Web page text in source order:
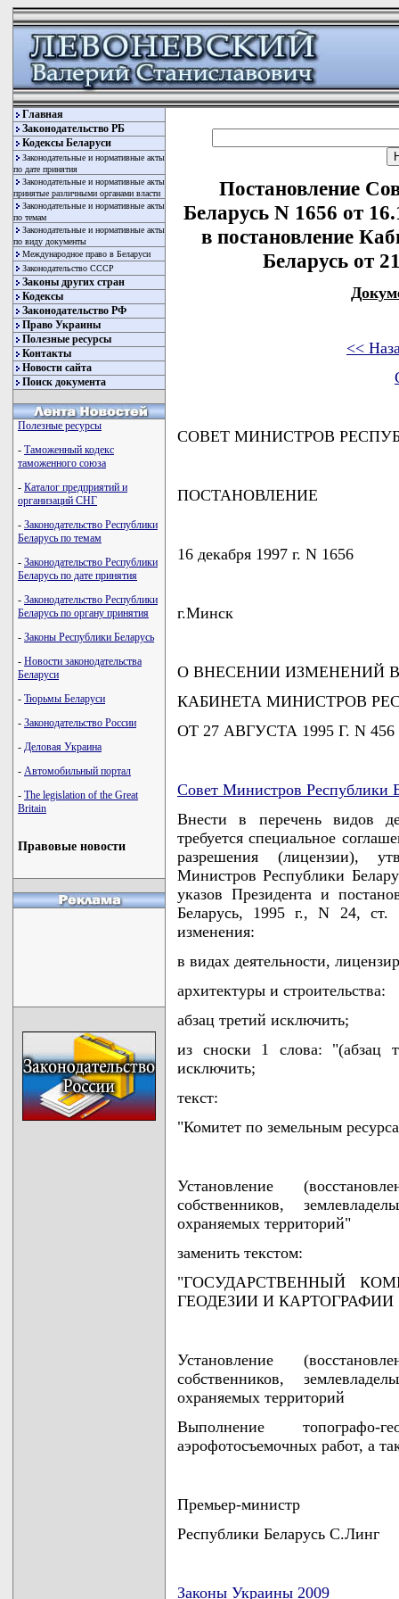
Главная
Законодательство РБ
Кодексы Беларуси
Законодательные и нормативные акты
по дате принятия
Законодательные и нормативные акты
принятые различными органами власти
Законодательные и нормативные акты
по темам
Законодательные и нормативные акты
по виду документы
Международное право в Беларуси
Законодательство СССР
Законы других стран
Кодексы
Законодательство РФ
Право Украины
Полезные ресурсы
Контакты
Новости сайта
Поиск документа
Полезные ресурсы
- Таможенный кодекс
таможенного союза
- Каталог предприятий и
организаций СНГ
- Законодательство Республики
Беларусь по темам
- Законодательство Республики
Беларусь по дате принятия
- Законодательство Республики
Беларусь по органу принятия
- Законы Республики Беларусь
- Новости законодательства
Беларуси
- Тюрьмы Беларуси
- Законодательство России
- Деловая Украина
- Автомобильный портал
- The legislation of the Great
Britain
Правовые новости
Постановление
Беларусь N 1656 от
в постановление
Беларусь от
<<
СОВЕТ МИНИСТРОВ
ПОСТАНОВЛЕНИЕ
16 декабря 1997 г. N 1656
г.Минск
О ВНЕСЕНИИ ИЗМЕНЕНИЙ
КАБИНЕТА МИНИСТРОВ
ОТ 27 АВГУСТА 1995 Г. N 456
Совет Министров Республики
Внести в перечень видов
требуется специальное
разрешения (лицензии),
Министров Республики
указов Президента и
Беларусь, 1995 г., N 24,
изменения:
в видах деятельности,
архитектуры и строительства:
абзац третий исключить;
из сноски 1 слова: "(абзац
исключить;
текст:
"Комитет по земельным
Установление
собственников,
охраняемых территорий"
заменить текстом:
"ГОСУДАРСТВЕННЫЙ
ГЕОДЕЗИИ И КАРТОГРАФИИ
Установление
собственников,
охраняемых территорий
Выполнение топографо-
аэрофотосъемочных работ, а
Премьер-министр
Республики Беларусь С.Линг
Законы Украины 2009